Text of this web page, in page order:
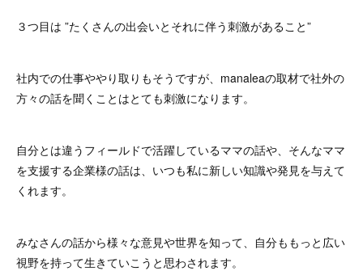
３つ目は ”たくさんの出会いとそれに伴う刺激があること”
社内での仕事ややり取りもそうですが、manaleaの取材で社外の
方々の話を聞くことはとても刺激になります。
自分とは違うフィールドで活躍しているママの話や、そんなママ
を支援する企業様の話は、いつも私に新しい知識や発見を与えて
くれます。
みなさんの話から様々な意見や世界を知って、自分ももっと広い
視野を持って生きていこうと思わされます。